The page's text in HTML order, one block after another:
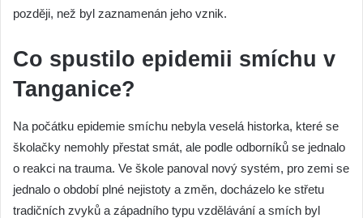
později, než byl zaznamenán jeho vznik.
Co spustilo epidemii smíchu v
Tanganice?
Na počátku epidemie smíchu nebyla veselá historka, které se
školačky nemohly přestat smát, ale podle odborníků se jednalo
o reakci na trauma. Ve škole panoval nový systém, pro zemi se
jednalo o období plné nejistoty a změn, docházelo ke střetu
tradičních zvyků a západního typu vzdělávání a smích byl